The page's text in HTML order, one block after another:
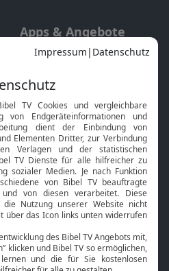
Apps & Angebote
Mobile App
Smart TV
HbbTV
Bibelthek Online-Bibel
Nächster Gottesdienst
Service
Kontakt
TV-Empfang